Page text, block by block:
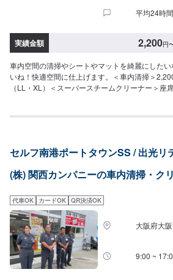
平均24時
実績金額 2,200円
車内空間の清掃やシートやマットを綺麗にした
いね！快適空間に仕上げます。＜車内清掃＞
（LL・XL）＜スーパースチームクリーナー＞座
セルフ南港ポートタウンSS / 出光リ
(株) 関西カンパニーの車内清掃・ク
代車OK カードOK QR決済OK
大阪府大
9:00 ~